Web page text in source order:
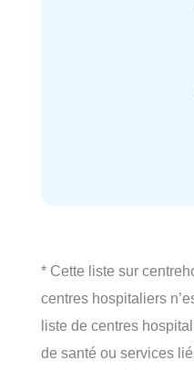
* Cette liste sur
centres hospitaliers
liste de centres
de santé ou services